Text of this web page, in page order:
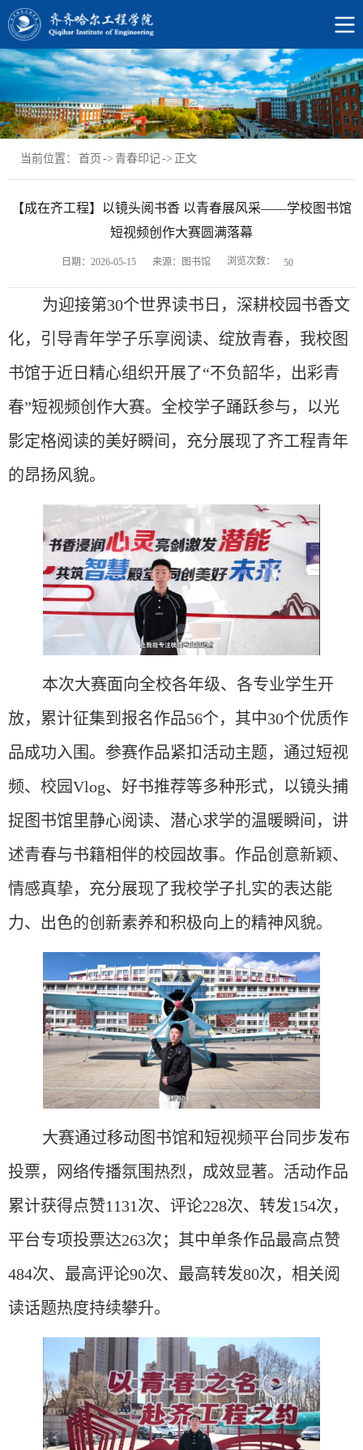
当前位置： 首页 -> 青春印记-> 正文
【成在齐工程】以镜头阅书香 以青春展风采——学校图书馆
短视频创作大赛圆满落幕
日期：2026-05-15 来源：图书馆 浏览次数： 50
为迎接第30个世界读书日，深耕校园书香文
化，引导青年学子乐享阅读、绽放青春，我校图
书馆于近日精心组织开展了“不负韶华，出彩青
春”短视频创作大赛。全校学子踊跃参与，以光
影定格阅读的美好瞬间，充分展现了齐工程青年
的昂扬风貌。
本次大赛面向全校各年级、各专业学生开
放，累计征集到报名作品56个，其中30个优质作
品成功入围。参赛作品紧扣活动主题，通过短视
频、校园Vlog、好书推荐等多种形式，以镜头捕
捉图书馆里静心阅读、潜心求学的温暖瞬间 ，讲
述青春与书籍相伴的校园故事。作品创意新颖、
情感真挚，充分展现了我校学子扎实的表达能
力、出色的创新素养和积极向上的精神风貌。
大赛通过移动图书馆和短视频平台同步发布
投票，网络传播氛围热烈，成效显著。活动作品
累计获得点赞1131次、评论228次、转发154次，
平台专项投票达263次；其中单条作品最高点赞
484次、最高评论90次、最高转发80次，相关阅
读话题热度持续攀升。